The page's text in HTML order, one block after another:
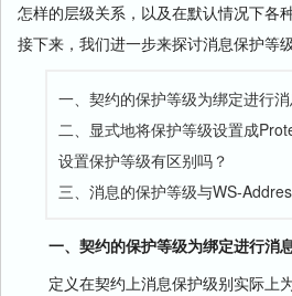
怎样的层级关系，以及在默认情况下各
接下来，我们进一步来探讨消息保护等
一、契约的保护等级为绑定进行
二、显式地将保护等级设置成
设置保护等级有区别吗？
三、消息的保护等级与WS-
一、契约的保护等级为绑定进行消息
定义在契约上消息保护级别实际上